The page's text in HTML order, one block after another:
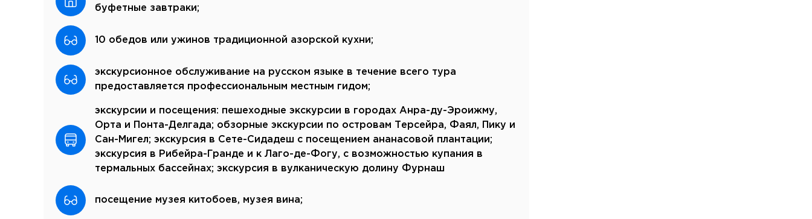
Смотреть все
буфетные завтраки;
10 обедов или ужинов традиционной азорской кухни;
экскурсионное обслуживание на русском языке в течение всего тура
предоставляется профессиональным местным гидом;
экскурсии и посещения: пешеходные экскурсии в городах Анра-ду-Эроижму,
Орта и Понта-Делгада; обзорные экскурсии по островам Терсейра, Фаял, Пику и
Сан-Мигел; экскурсия в Сете-Сидадеш с посещением ананасовой плантации;
экскурсия в Рибейра-Гранде и к Лаго-де-Фогу, с возможностью купания в
термальных бассейнах; экскурсия в вулканическую долину Фурнаш
посещение музея китобоев, музея вина;